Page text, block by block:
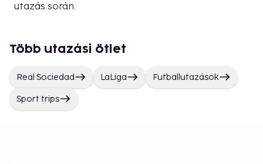
utazás során.
Több utazási ötlet
Real Sociedad LaLiga Futballutazások
Sport trips